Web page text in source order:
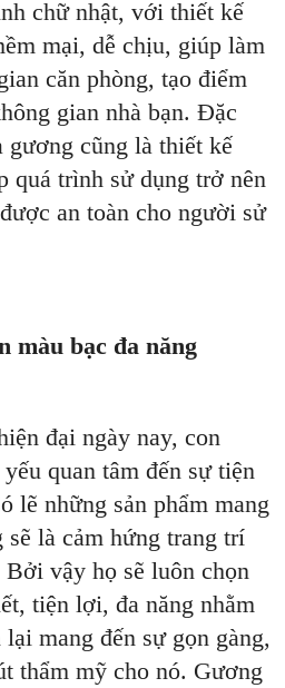
chữ nhật, với thiết kế
mại, dễ chịu, giúp làm
căn phòng, tạo điểm
gian nhà bạn. Đặc
gương cũng là thiết kế
quá trình sử dụng trở nên
an toàn cho người sử
màu bạc đa năng
đại ngày nay, con
quan tâm đến sự tiện
lẽ những sản phẩm mang
sẽ là cảm hứng trang trí
vậy họ sẽ luôn chọn
tiện lợi, đa năng nhằm
mang đến sự gọn gàng,
thẩm mỹ cho nó. Gương